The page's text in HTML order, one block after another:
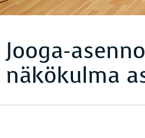
Jooga-
näkökulma